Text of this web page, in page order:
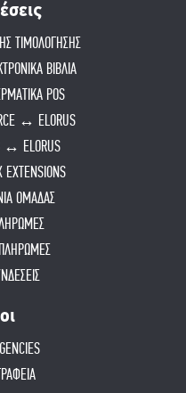
ΤΙΜΟΛΟΓΗΣΗΣ
ΒΙΒΛΙΑ
POS
↔ ELORUS
↔ ELORUS
EXTENSIONS
ΟΜΑΔΑΣ
ΠΛΗΡΩΜΕΣ